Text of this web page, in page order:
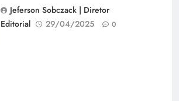
Jeferson Sobczack | Diretor
Editorial
29/04/2025 0